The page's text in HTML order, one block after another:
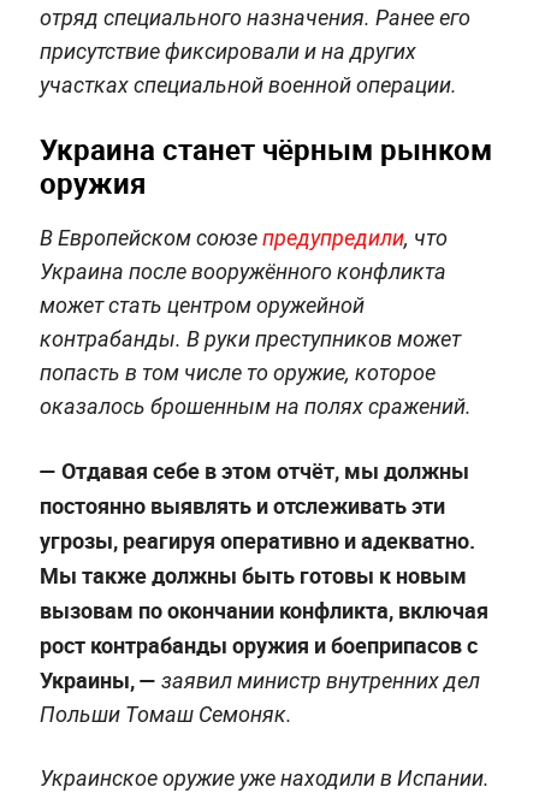
отряд специального назначения. Ранее его
присутствие фиксировали и на других
участках специальной военной операции.
Украина станет чёрным рынком
оружия
В Европейском союзепредупредили, что
Украина после вооружённого конфликта
может стать центром оружейной
контрабанды. В руки преступников может
попасть в том числе то оружие, которое
оказалось брошенным на полях сражений.
— Отдавая себе в этом отчёт, мы должны
постоянно выявлять и отслеживать эти
угрозы, реагируя оперативно и адекватно.
Мы также должны быть готовы к новым
вызовам по окончании конфликта, включая
рост контрабанды оружия и боеприпасов с
Украины, — заявил министр внутренних дел
Польши Томаш Семоняк.
Украинское оружие уже находили в Испании.